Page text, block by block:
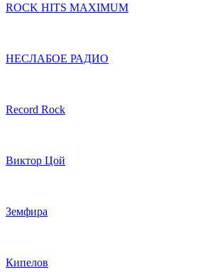
ROCK HITS MAXIMUM
НЕСЛАБОЕ РАДИО
Record Rock
Виктор Цой
Земфира
Кипелов